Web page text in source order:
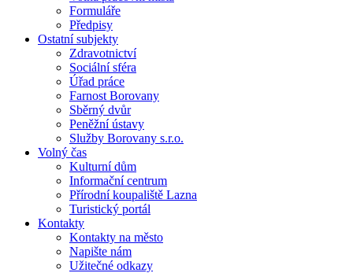
Formuláře
Předpisy
Ostatní subjekty
Zdravotnictví
Sociální sféra
Úřad práce
Farnost Borovany
Sběrný dvůr
Peněžní ústavy
Služby Borovany s.r.o.
Volný čas
Kulturní dům
Informační centrum
Přírodní koupaliště Lazna
Turistický portál
Kontakty
Kontakty na město
Napište nám
Užitečné odkazy